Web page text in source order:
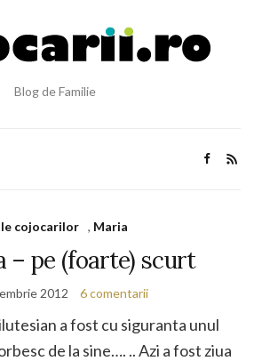
Blog de Familie
cojocarilor , Maria
– pe (foarte) scurt
2012 6 comentarii
a fost cu siguranta unul
de la sine…. .. Azi a fost ziua